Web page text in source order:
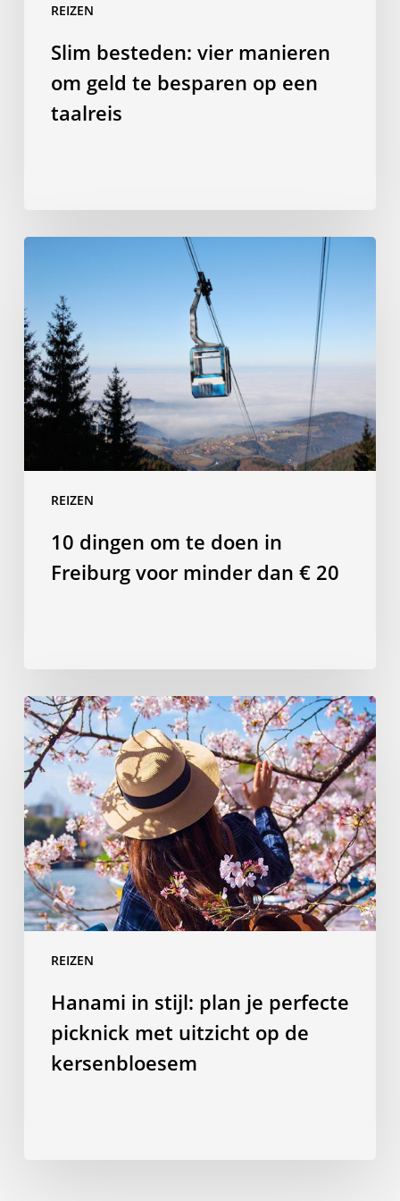
REIZEN
Slim besteden: vier manieren
om geld te besparen op een
taalreis
REIZEN
te
doen
in
Freiburg
voor
10 dingen om te doen in
Freiburg voor minder dan € 20
REIZEN
Hanami
in
stijl:
plan
je
perfecte
picknick
met
uitzicht
op
kersenbloesem
Hanami in stijl: plan je perfecte
picknick met uitzicht op de
kersenbloesem